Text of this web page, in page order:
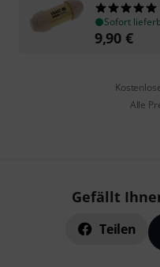
Sofort
9,90 €
Alle
Gefällt
Teilen